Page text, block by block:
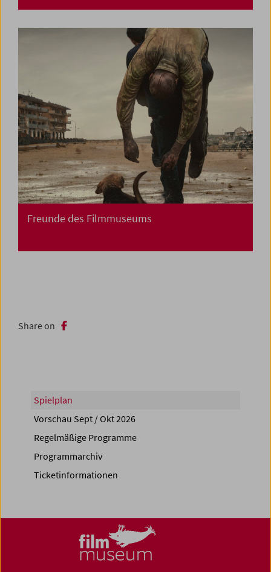
Freunde des Filmmuseums
Share on
Spielplan
Vorschau Sept / Okt 2026
Regelmäßige Programme
Programmarchiv
Ticketinformationen